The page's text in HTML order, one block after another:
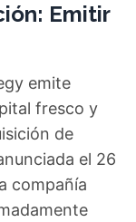
Emitir
emite
fresco y
de
el 26
compañía